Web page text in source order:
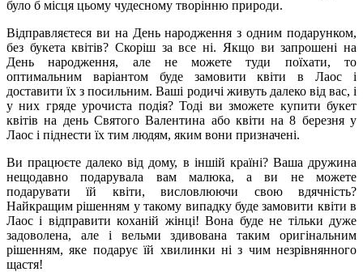
було б місця цьому чудесному творінню природи.
Відправляєтеся ви на День народження з одним подарунком,
без букета квітів? Скоріш за все ні. Якщо ви запрошені на
День народження, але не можете туди поїхати, то
оптимальним варіантом буде замовити квіти в Лаос і
доставити їх з посильним. Ваші родичі живуть далеко від вас, і
у них гряде урочиста подія? Тоді ви зможете купити букет
квітів на день Святого Валентина або квіти на 8 березня у
Лаос і піднести їх тим людям, яким вони призначені.
Ви працюєте далеко від дому, в іншій країні? Ваша дружина
нещодавно подарувала вам малюка, а ви не можете
подарувати їй квіти, висловлюючи свою вдячність?
Найкращим рішенням у такому випадку буде замовити квіти в
Лаос і відправити коханій жінці! Вона буде не тільки дуже
задоволена, але і вельми здивована таким оригінальним
рішенням, яке подарує їй хвилинки ні з чим незрівнянного
щастя!